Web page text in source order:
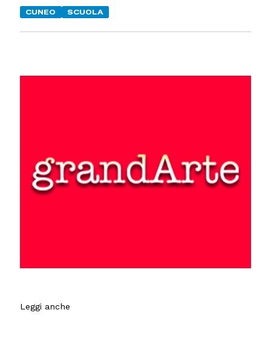
CUNEO SCUOLA
Leggi anche